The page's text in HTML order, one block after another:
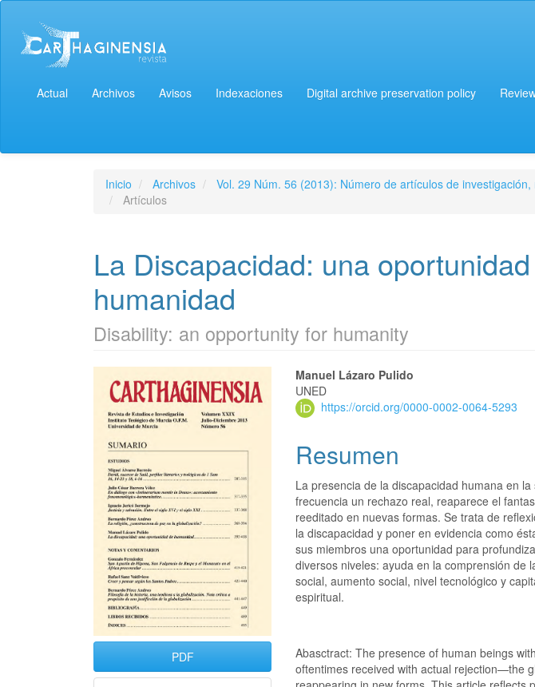
Actual Archivos Avisos Indexaciones Digital archive preservation policy
Inicio Archivos
Vol. 29 Núm. 56 (2013): Número de artículos de
Artículos
La Discapacidad: una
humanidad
Disability: an opportunity for humanity
PDF
Manuel Lázaro Pulido
UNED
https://orcid.org/0000-0002-0064-5293
Resumen
La presencia de la discapacidad humana en
frecuencia un rechazo real, reaparece el
reeditado en nuevas formas. Se trata de
la discapacidad y poner en evidencia como
sus miembros una oportunidad para
diversos niveles: ayuda en la comprensión de
social, aumento social, nivel tecnológico y
espiritual.
Abasctract: The presence of human beings
oftentimes received with actual rejection—the